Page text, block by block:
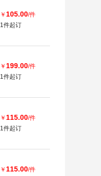
￥ 105.00/件
1件起订
￥ 199.00/件
1件起订
￥ 115.00/件
1件起订
￥ 115.00/件